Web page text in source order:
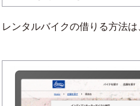
レンタルバイクの借りる方法